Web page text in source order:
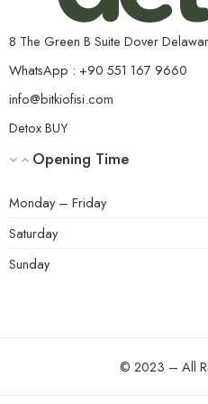
sorununuz varsa, ürünü
8 The Green B Suite Dover
WhatsApp : +90 551 167 9660
info@bitkiofisi.com
Detox BUY
Opening Time
Monday – Friday
Saturday
Sunday
© 2023 – All